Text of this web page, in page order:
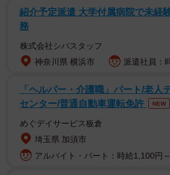
美容系総合ポータルサイト「@cosme
スタイル」（東京都港区）グループに
に1号店を新宿にオープン。現在国内
店舗を展開している。
紹介予定派遣 大学付属病院で未経
務
株式会社シバスタッフ
神奈川県 横浜市
派遣社員：
「ヘルパー・介護職」パート/老人
センター/普通自動車運転免許
NEW
めぐデイサービス板倉
埼玉県 加須市
アルバイト・パート：時給1,100円